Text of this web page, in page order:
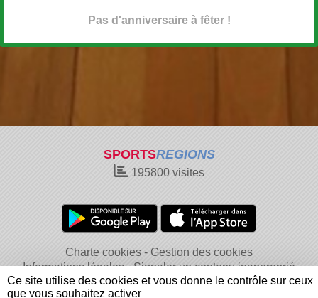
Pas d'anniversaire à fêter !
SPORTSREGIONS
195800 visites
Charte cookies
Gestion des cookies
Informations légales
Signaler un contenu inapproprié
Ce site utilise des cookies et vous donne le contrôle sur ceux
que vous souhaitez activer